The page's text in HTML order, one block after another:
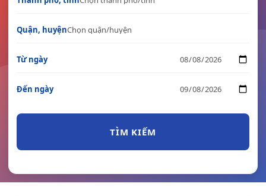
Quận, huyện
Từ ngày
Đến ngày
TÌM KIẾM